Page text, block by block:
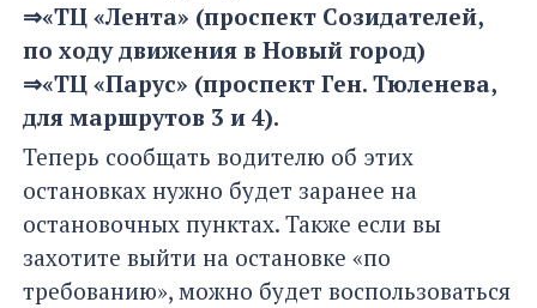
⇒«ТЦ «Лента» (проспект Созидателей,
по ходу движения в Новый город)
⇒«ТЦ «Парус» (проспект Ген. Тюленева,
для маршрутов 3 и 4).
Теперь сообщать водителю об этих
остановках нужно будет заранее на
остановочных пунктах. Также если вы
захотите выйти на остановке «по
требованию», можно будет воспользоваться